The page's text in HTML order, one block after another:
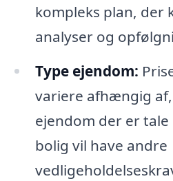
kompleks plan,
analyser og
Type ejendom:
variere afhængig
ejendom der er
bolig vil have andre